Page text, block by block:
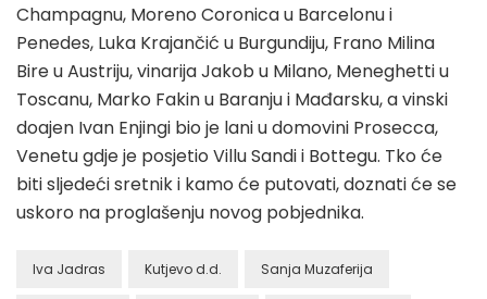
Champagnu, Moreno Coronica u Barcelonu i
Penedes, Luka Krajančić u Burgundiju, Frano Milina
Bire u Austriju, vinarija Jakob u Milano, Meneghetti u
Toscanu, Marko Fakin u Baranju i Mađarsku, a vinski
doajen Ivan Enjingi bio je lani u domovini Prosecca,
Venetu gdje je posjetio Villu Sandi i Bottegu. Tko će
biti sljedeći sretnik i kamo će putovati, doznati će se
uskoro na proglašenju novog pobjednika.
Iva Jadras Kutjevo d.d. Sanja Muzaferija